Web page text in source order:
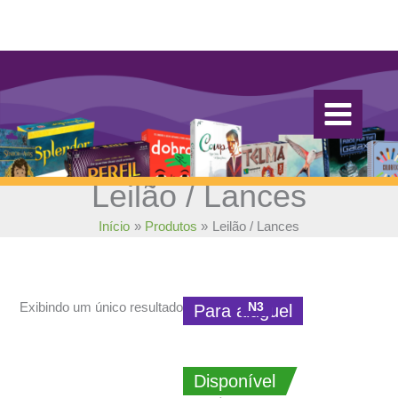
conteúdo
Leilão / Lances
Início Produtos Leilão / Lances
Exibindo um único resultado
Disponível
Para aluguel
N3